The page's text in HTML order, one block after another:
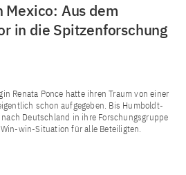
Aus dem
in die Spitzenforschung
Renata Ponce hatte ihren Traum von einer
schon aufgegeben. Bis Humboldt-
Deutschland in ihre Forschungsgruppe
win-Situation für alle Beteiligten.